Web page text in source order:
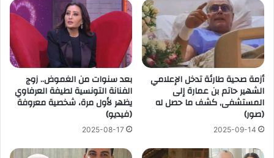
أزمة صحية طارئة تدخل الإعلامي
الشهير حاتم بن عمارة إلى
المستشفى, كشف ما حصل له
(صور)
2025-09-14
بعد سنوات من الغموض.. زوج
الفنانة التونسية لطيفة العرفاوي
يظهر لأول مرة، شخصية معروفة
(فيديو)
2025-08-17